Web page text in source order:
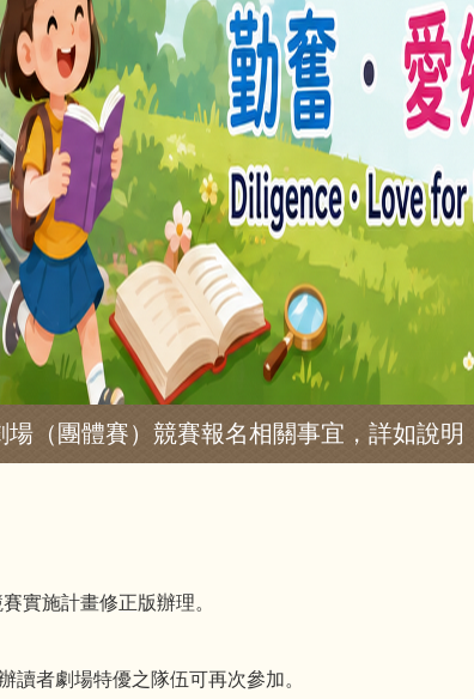
（團體賽）競賽報名相關事宜，詳如說明
實施計畫修正版辦理。
讀者劇場特優之隊伍可再次參加。